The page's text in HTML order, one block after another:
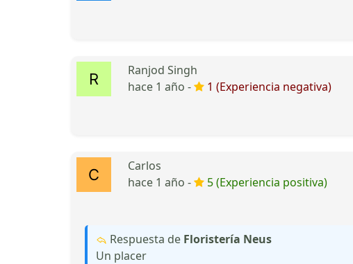
Ranjod Singh
hace 1 año -
1 (Experiencia negativa)
Carlos
hace 1 año -
5 (Experiencia positiva)
Respuesta de Floristería Neus
Un placer